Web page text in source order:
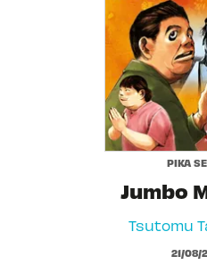
PIKA
Jumbo
Tsutomu
21/08/